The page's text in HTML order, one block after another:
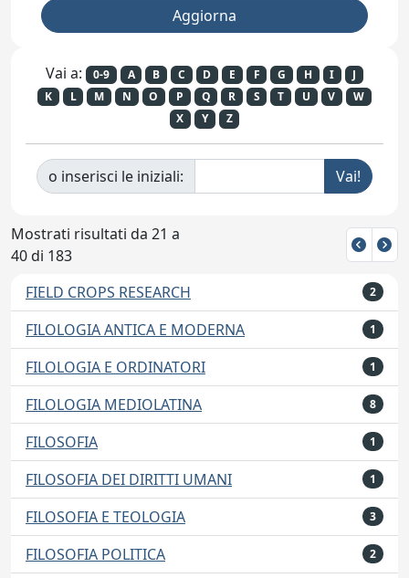
Vai a: 0-9 A B C D E F G H I
J
K
L M N O P Q R S T U V
W
X
Y Z
o inserisci le iniziali:
Mostrati risultati da 21 a
40 di 183
FIELD CROPS RESEARCH
2
FILOLOGIA ANTICA E MODERNA 1
FILOLOGIA E ORDINATORI 1
FILOLOGIA MEDIOLATINA 8
FILOSOFIA 1
FILOSOFIA DEI DIRITTI UMANI 1
FILOSOFIA E TEOLOGIA 3
FILOSOFIA POLITICA 2